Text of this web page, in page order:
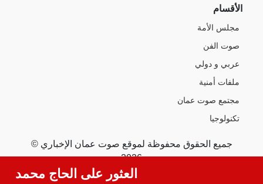
الأقسام
مجلس الأمة
صوت الفن
عربي و دولي
ملفات أمنية
مجتمع صوت عمان
تكنولوجيا
جميع الحقوق محفوظة لموقع صوت عمان الإخباري ©
2026
العثور على الحاج محمد